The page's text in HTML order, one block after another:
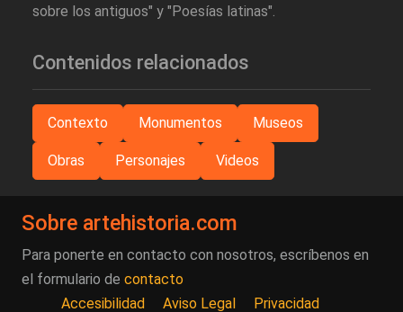
sobre los antiguos" y "Poesías latinas".
Contenidos relacionados
Contexto Monumentos Museos
Obras Personajes Videos
Sobre artehistoria.com
Para ponerte en contacto con nosotros, escríbenos en
el formulario de contacto
Accesibilidad
Aviso Legal Privacidad